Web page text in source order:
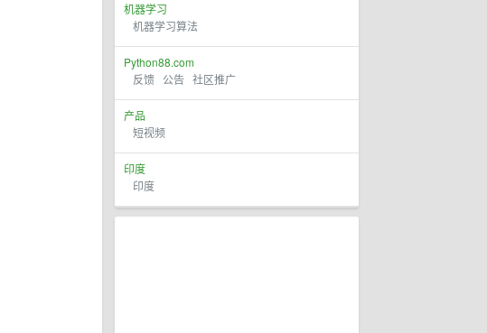
机器学习
机器学习算法
Python88.com
反馈 公告 社区推广
产品
短视频
印度
印度